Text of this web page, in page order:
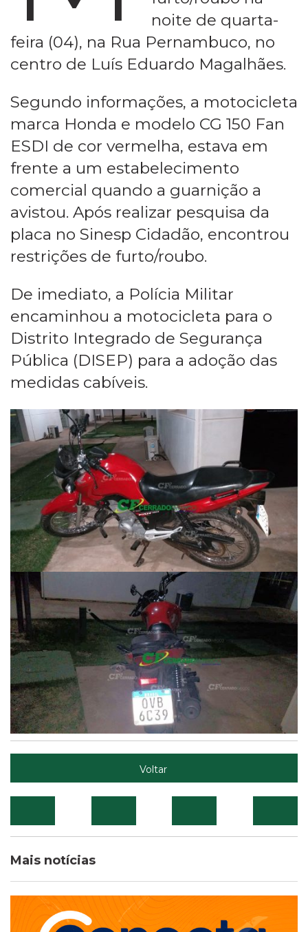
noite de quarta-
feira (04), na Rua Pernambuco, no
centro de Luís Eduardo Magalhães.
Segundo informações, a motocicleta
marca Honda e modelo CG 150 Fan
ESDI de cor vermelha, estava em
frente a um estabelecimento
comercial quando a guarnição a
avistou. Após realizar pesquisa da
placa no Sinesp Cidadão, encontrou
restrições de furto/roubo.
De imediato, a Polícia Militar
encaminhou a motocicleta para o
Distrito Integrado de Segurança
Pública (DISEP) para a adoção das
medidas cabíveis.
Voltar
Mais notícias